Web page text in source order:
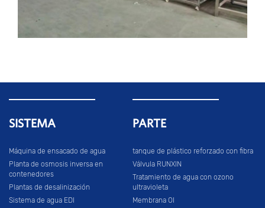
SISTEMA
Máquina de ensacado de agua
Planta de osmosis inversa en
contenedores
Plantas de desalinización
Sistema de agua EDI
PARTE
tanque de plástico reforzado con fibra
Válvula RUNXIN
Tratamiento de agua con ozono
ultravioleta
Membrana OI